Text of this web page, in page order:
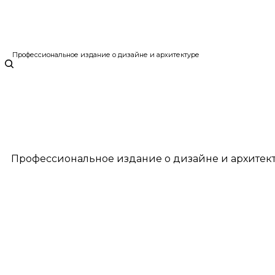
Профессиональное издание о дизайне и архитектуре
Профессиональное издание о дизайне и